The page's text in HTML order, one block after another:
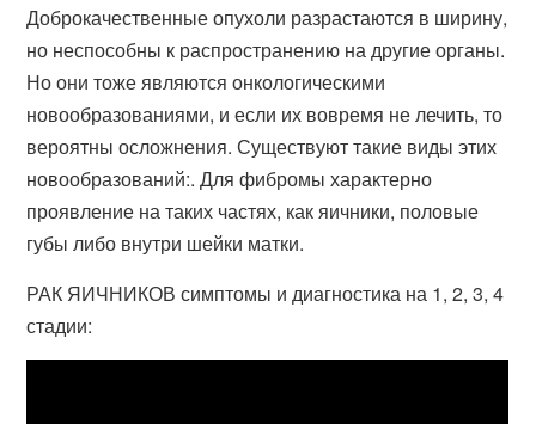
Доброкачественные опухоли разрастаются в ширину,
но неспособны к распространению на другие органы.
Но они тоже являются онкологическими
новообразованиями, и если их вовремя не лечить, то
вероятны осложнения. Существуют такие виды этих
новообразований:. Для фибромы характерно
проявление на таких частях, как яичники, половые
губы либо внутри шейки матки.
РАК ЯИЧНИКОВ симптомы и диагностика на 1, 2, 3, 4
стадии: